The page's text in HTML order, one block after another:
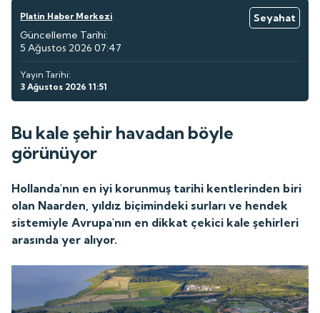
Platin Haber Merkezi
Seyahat
Güncelleme Tarihi:
5 Ağustos 2026 07:47
Yayın Tarihi:
3 Ağustos 2026 11:51
Bu kale şehir havadan böyle
görünüyor
Hollanda'nın en iyi korunmuş tarihi kentlerinden biri
olan Naarden, yıldız biçimindeki surları ve hendek
sistemiyle Avrupa'nın en dikkat çekici kale şehirleri
arasında yer alıyor.